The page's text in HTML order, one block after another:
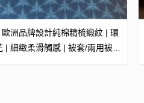
洲品牌設計純棉精梳緞紋 | 環